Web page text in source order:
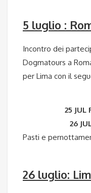
5 luglio :
Incontro dei
Dogmatours a
per Lima con il
25 JUL
26 JUL
Pasti e
26 luglio: